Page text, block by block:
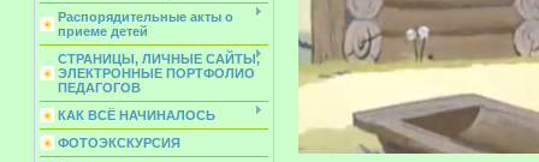
Распорядительные акты о
приеме детей
СТРАНИЦЫ, ЛИЧНЫЕ САЙТЫ,
ЭЛЕКТРОННЫЕ ПОРТФОЛИО
ПЕДАГОГОВ
КАК ВСЁ НАЧИНАЛОСЬ
ФОТОЭКСКУРСИЯ